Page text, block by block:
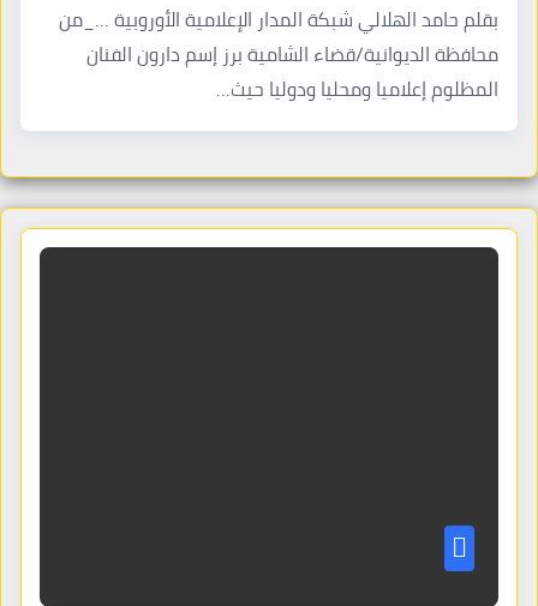
بقلم حامد الهلالي شبكة المدار الإعلامية الأوروبية …_من
محافظة الديوانية/قضاء الشامية برز إسم دارون الفنان
المظلوم إعلاميا ومحليا ودوليا حيث…